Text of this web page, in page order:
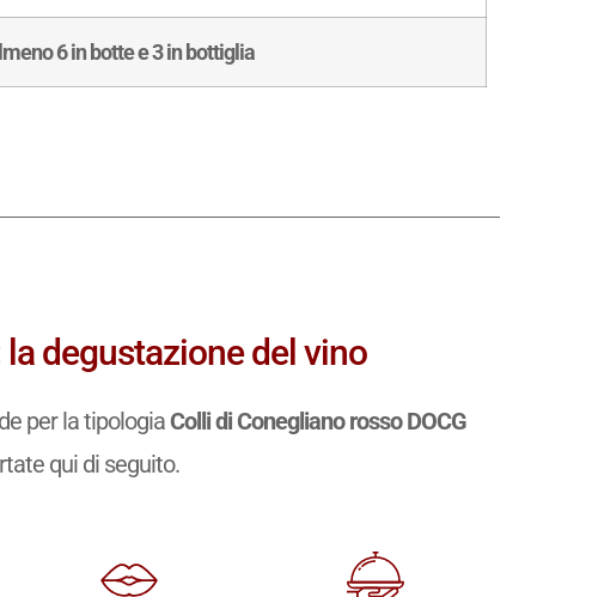
6 in botte e 3 in bottiglia
degustazione del vino
per la tipologia Colli di Conegliano rosso DOCG
qui di seguito.